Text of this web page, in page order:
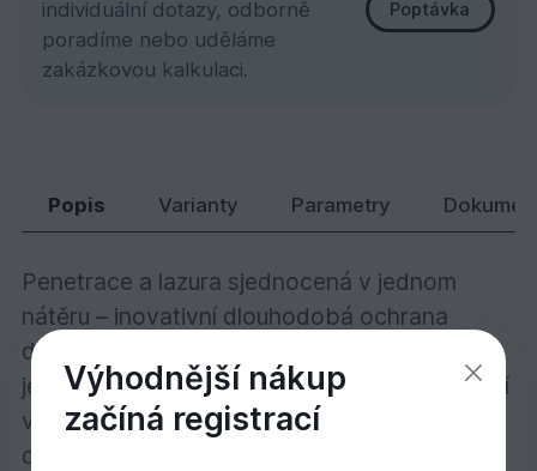
individuální dotazy, odborně
poradíme nebo uděláme
zakázkovou kalkulaci.
Poptávka
Popis Varianty Parametry
Penetrace a lazura sjednocená v jednom
nátěru – inovativní dlouhodobá ochrana
dřeva na bázi oleje! Ochranná olejová lazura
je transparentní, polomatná a určená k použití
venku. Mikroporézní, trvanlivá ochrana pro
dřevo ve venkovních prostorách.
Výhodnější nákup
začíná registrací